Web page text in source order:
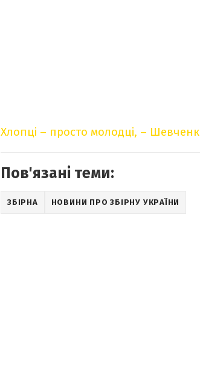
Хлопці – просто молодці, –
Пов'язані теми:
ЗБІРНА НОВИНИ ПРО ЗБІРНУ УКРАЇНИ